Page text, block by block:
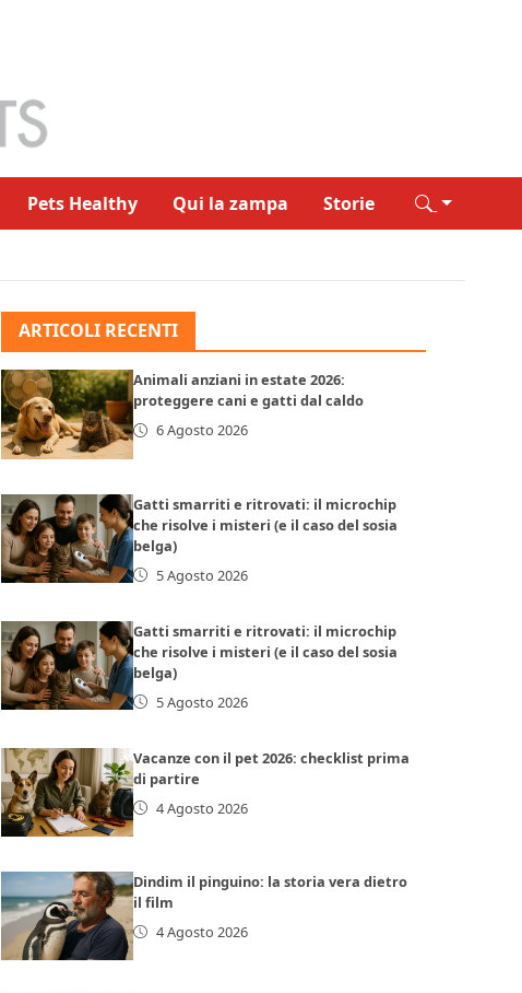
Pets Healthy Qui la zampa Storie
ARTICOLI RECENTI
Animali anziani in estate 2026:
proteggere cani e gatti dal caldo
6 Agosto 2026
Gatti smarriti e ritrovati: il microchip
che risolve i misteri (e il caso del sosia
belga)
5 Agosto 2026
Gatti smarriti e ritrovati: il microchip
che risolve i misteri (e il caso del sosia
belga)
5 Agosto 2026
Vacanze con il pet 2026: checklist prima
di partire
4 Agosto 2026
Dindim il pinguino: la storia vera dietro
il film
4 Agosto 2026